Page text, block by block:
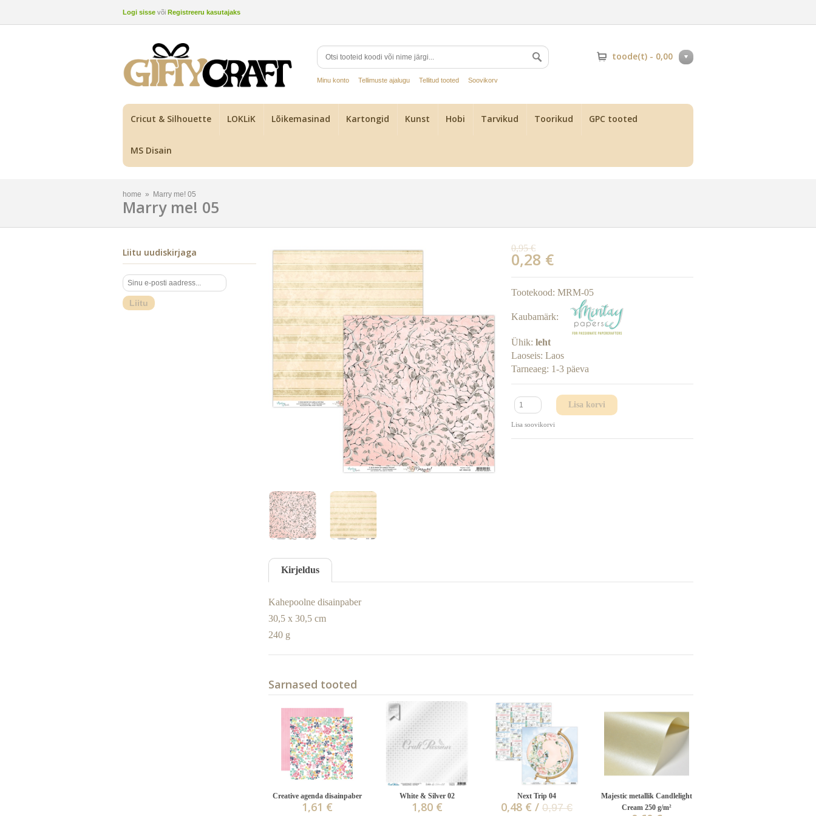
Logi sisse või Registreeru kasutajaks
toode(t) - 0,00
Minu konto Tellimuste ajalugu Tellitud tooted Soovikorv
Cricut & Silhouette LOKLiK Lõikemasinad Kartongid Kunst Hobi Tarvikud Toorikud GPC tooted
MS Disain
home » Marry me! 05
Marry me! 05
Liitu uudiskirjaga
Liitu
0,95 €
0,28 €
Tootekood: MRM-05
Kaubamärk:
Ühik: leht
Laoseis: Laos
Tarneaeg: 1-3 päeva
Lisa korvi
Lisa soovikorvi
Kirjeldus
Kahepoolne disainpaber
30,5 x 30,5 cm
240 g
Sarnased tooted
Creative agenda disainpaber
1,61 €
White & Silver 02
1,80 €
Next Trip 04
0,48 € / 0,97 €
Majestic metallik Candlelight
Cream 250 g/m²